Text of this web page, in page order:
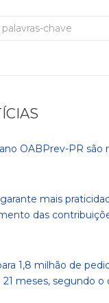
OABPrev-PR são
mais
das
1,8 milhão de
meses, segundo o